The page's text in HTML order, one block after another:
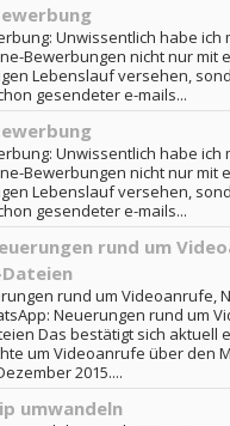
Unwissentlich habe ich
Bewerbungen nicht nur mit
Lebenslauf versehen,
gesendeter e-mails...
Unwissentlich habe ich
Bewerbungen nicht nur mit
Lebenslauf versehen,
gesendeter e-mails...
rund um
rund um Videoanrufe,
Neuerungen rund um
Das bestätigt sich aktuell
um Videoanrufe über den
2015....
umwandeln